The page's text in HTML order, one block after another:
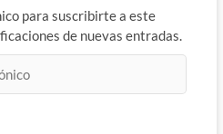
para suscribirte a este
de nuevas entradas.